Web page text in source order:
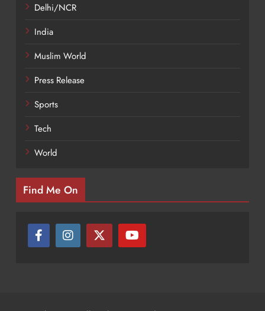
Delhi/NCR
India
Muslim World
Press Release
Sports
Tech
World
Find Me On